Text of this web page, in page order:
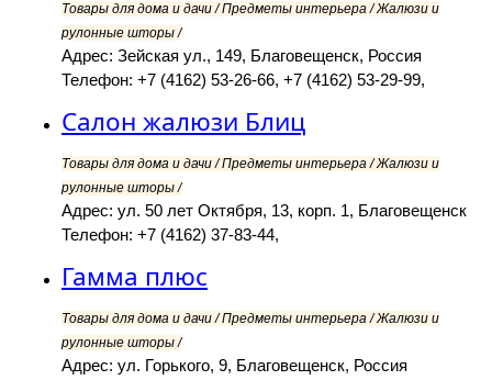
Товары для дома и дачи / Предметы интерьера / Жалюзи и
рулонные шторы /
Адрес: Зейская ул., 149, Благовещенск, Россия
Телефон: +7 (4162) 53-26-66, +7 (4162) 53-29-99,
Салон жалюзи Блиц
Товары для дома и дачи / Предметы интерьера / Жалюзи и
рулонные шторы /
Адрес: ул. 50 лет Октября, 13, корп. 1, Благовещенск
Телефон: +7 (4162) 37-83-44,
Гамма плюс
Товары для дома и дачи / Предметы интерьера / Жалюзи и
рулонные шторы /
Адрес: ул. Горького, 9, Благовещенск, Россия